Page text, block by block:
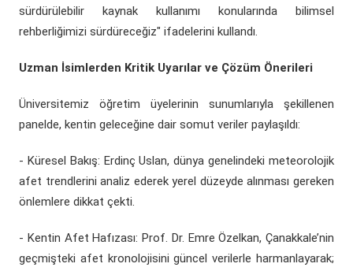
sürdürülebilir kaynak kullanımı konularında bilimsel
rehberliğimizi sürdüreceğiz" ifadelerini kullandı.
Uzman İsimlerden Kritik Uyarılar ve Çözüm Önerileri
Üniversitemiz öğretim üyelerinin sunumlarıyla şekillenen
panelde, kentin geleceğine dair somut veriler paylaşıldı:
- ​Küresel Bakış: Erdinç Uslan, dünya genelindeki meteorolojik
afet trendlerini analiz ederek yerel düzeyde alınması gereken
önlemlere dikkat çekti.
- ​Kentin Afet Hafızası: Prof. Dr. Emre Özelkan, Çanakkale’nin
geçmişteki afet kronolojisini güncel verilerle harmanlayarak;